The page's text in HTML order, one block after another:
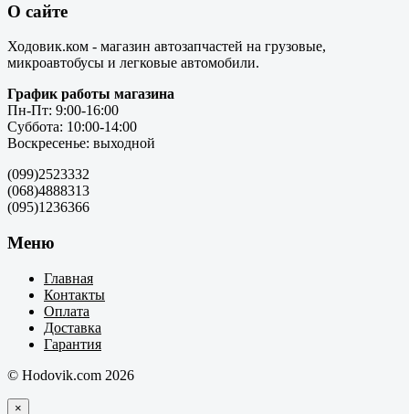
О сайте
Ходовик.ком - магазин автозапчастей на грузовые,
микроавтобусы и легковые автомобили.
График работы магазина
Пн-Пт: 9:00-16:00
Суббота: 10:00-14:00
Воскресенье: выходной
(099)2523332
(068)4888313
(095)1236366
Меню
Главная
Контакты
Оплата
Доставка
Гарантия
© Hodovik.com 2026
×